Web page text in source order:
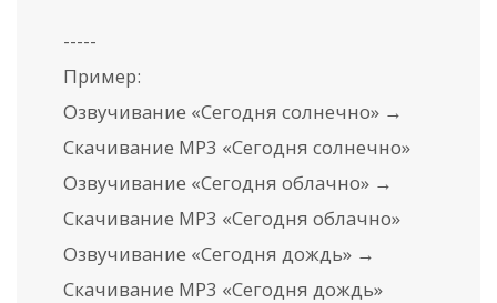
-----
Пример:
Озвучивание «Сегодня солнечно» →
Скачивание MP3 «Сегодня солнечно»
Озвучивание «Сегодня облачно» →
Скачивание MP3 «Сегодня облачно»
Озвучивание «Сегодня дождь» →
Скачивание MP3 «Сегодня дождь»